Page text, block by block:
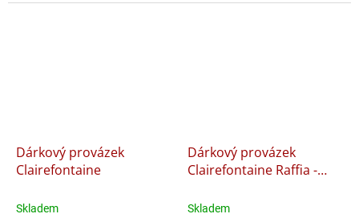
Dárkový provázek
Clairefontaine
Skladem
Dárkový provázek
Clairefontaine Raffia -
Skladem